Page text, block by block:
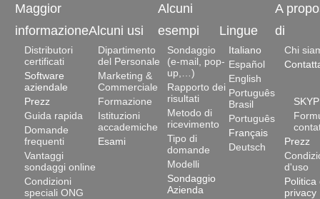
Maggior
informazione
Distributori
certificati
Software
aziendale
Prezz
Guida rapida
Domande
frequenti
Vantaggi
sondaggi online
Condizioni
speciali ONG
Alcuni usi
Dipartimento
del Personale
Marketing &
Commerciale
Formazione
Istituzioni
accademiche
Esami
Alcuni
esempi
Sondaggio
(e-mail, pop-
up,…)
Rapporto dei
risultati
Metodo di
ricevimento
Tipo di
domande
Modelli
Sondaggio
Azienda
Lingue
Italiano
Español
English
Português
Brasil
Português
Français
Deutsch
A
di
Chi
Prezz
d'uso
Politica
privacy